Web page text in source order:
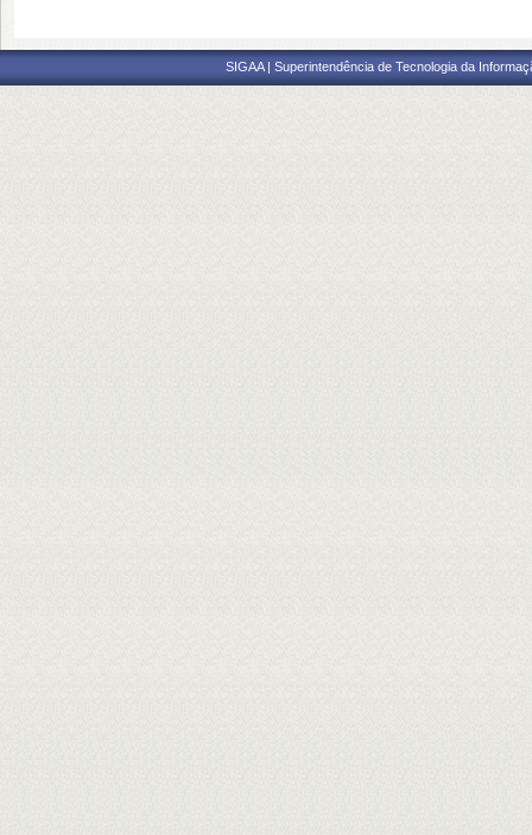
SIGAA | Superintendência de Tecnologia da